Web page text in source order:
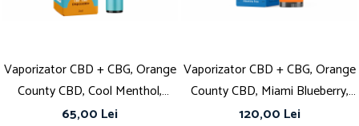
Vaporizator CBD + CBG, Orange
County CBD, Cool Menthol,
500mg
65,00 Lei
Vaporizator CBD + CBG, Orange
County CBD, Miami Blueberry,
1000mg
120,00 Lei